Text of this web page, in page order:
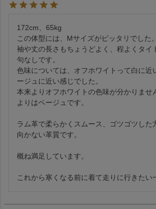
172cm、65kg
この体型には、Mサイズがピッタリでした。
袖や丈の長さもちょうどよく、程よくタイ
句なしです。
色味については、オフホワイトって白に近
ージュに近い感じでした。
本来よりオフホワイトの色味が分かりませ
よりはベージュです。
ラム革で柔らかくスムース、ゴツゴツした
向かない革質です。
概ね満足しています。
これから寒くなる前に着て走りに行きたい